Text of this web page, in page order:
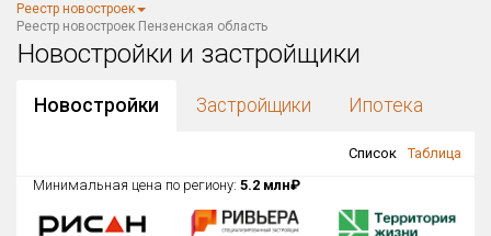
Пензенская область
Район в регионе
Все
Реестр новостроек
Реестр новостроек Пензенская область
Новостройки и застройщики
Новостройки Застройщики Ипотека
Список
Таблица
Минимальная цена по региону: 5.2 млн₽